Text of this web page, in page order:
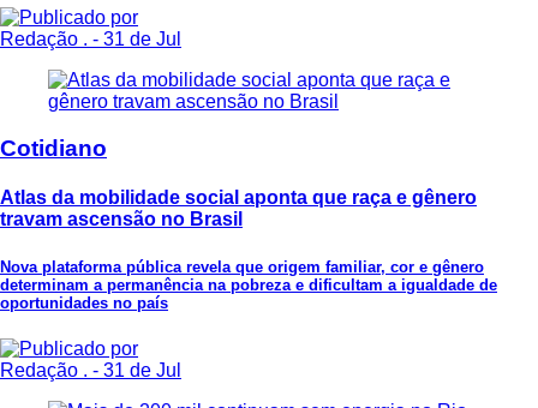
Redação . - 31 de Jul
Cotidiano
Atlas da mobilidade social aponta que raça e gênero
travam ascensão no Brasil
Nova plataforma pública revela que origem familiar, cor e gênero
determinam a permanência na pobreza e dificultam a igualdade de
oportunidades no país
Redação . - 31 de Jul